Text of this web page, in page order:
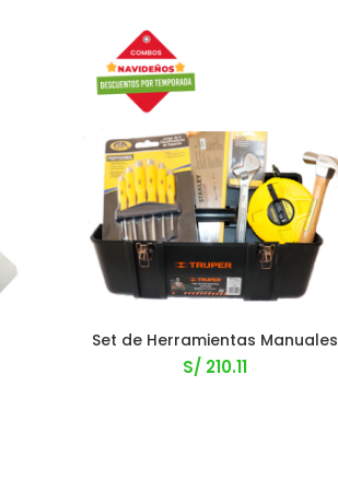
Set de Herramientas Manuales
S/210.11